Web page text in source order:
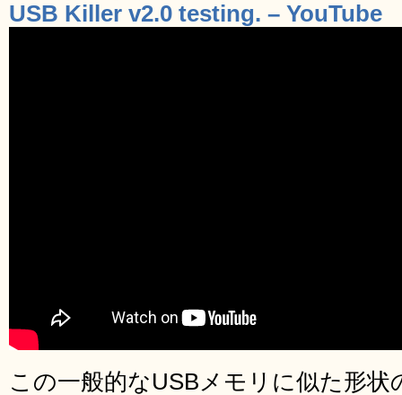
USB Killer v2.0 testing. – YouTube
この一般的なUSBメモリに似た形状